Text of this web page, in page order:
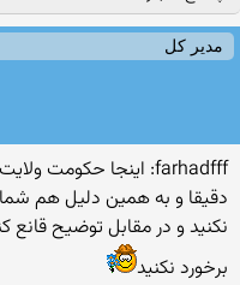
مدیر کل
farhadfff: اینجا حکومت ولایت فقیهه
دقیقا و به همین دلیل هم
نکنید و در مقابل توضیح قانع
برخورد نکنید